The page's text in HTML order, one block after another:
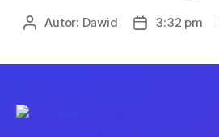
AutorAutor: Dawid
Data3:32 pm